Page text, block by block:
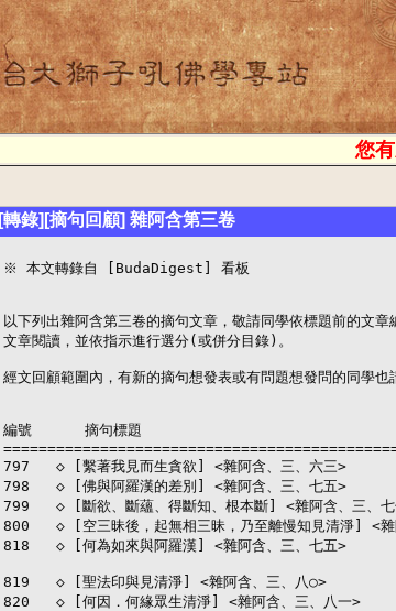
您
[轉錄][摘句回顧] 雜阿含第三卷
※ 本文轉錄自 [BudaDigest] 看板
以下列出雜阿含第三卷的摘句文章，敬請同學依標題前的文章
文章閱讀，並依指示進行選分(或併分目錄)。
經文回顧範圍內，有新的摘句想發表或有問題想發問的同學
編號      摘句標題
797   ◇ [繫著我見而生貪欲] <雜阿含、三、六三>
798   ◇ [佛與阿羅漢的差別] <雜阿含、三、七五>
799   ◇ [斷欲、斷蘊、得斷知、根本斷] <雜阿含、三、七
800   ◇ [空三昧後，起無相三昧，乃至離慢知見清淨] <雜
818   ◇ [何為如來與阿羅漢] <雜阿含、三、七五>
819   ◇ [聖法印與見清淨] <雜阿含、三、八○>
820   ◇ [何因．何緣眾生清淨] <雜阿含、三、八一>